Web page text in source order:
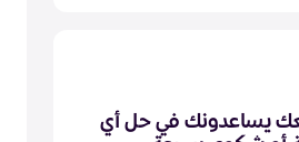
يساعدونك في حل أي